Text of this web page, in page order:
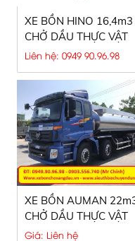
XE BỒN HINO 16,4m3
CHỞ DẦU THỰC VẬT
(2018)
Liên hệ: 0949 90.96.98
XE BỒN AUMAN
CHỞ DẦU THỰC VẬT
(2018)
Giá: Liên hệ